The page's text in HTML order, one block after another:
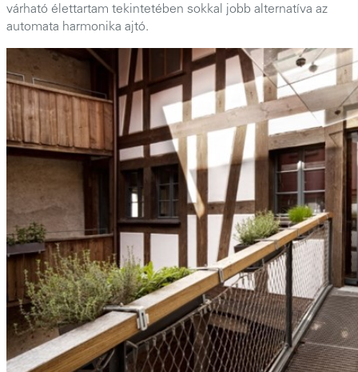
várható élettartam tekintetében sokkal jobb alternatíva az
automata harmonika ajtó.